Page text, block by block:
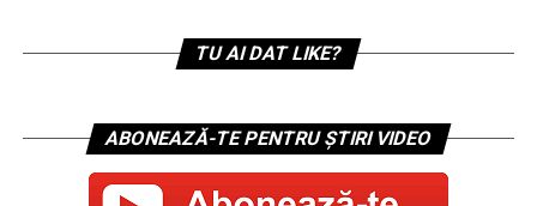
TU AI DAT LIKE?
ABONEAZĂ-TE PENTRU ȘTIRI VIDEO